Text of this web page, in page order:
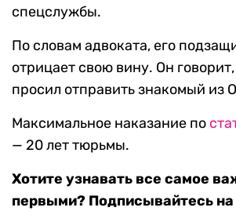
спецслужбы.
По словам адвоката, его
отрицает свою вину. Он
просил отправить знакомый из
Максимальное наказание по
— 20 лет тюрьмы.
Хотите узнавать все самое
первыми? Подписывайтесь